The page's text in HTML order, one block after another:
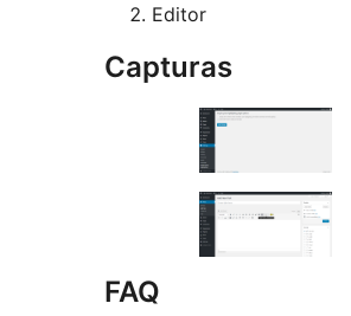
Editor
Capturas
FAQ